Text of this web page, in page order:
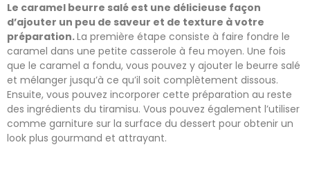
Le caramel beurre salé est une délicieuse façon
d’ajouter un peu de saveur et de texture à votre
préparation.La première étape consiste à faire fondre le
caramel dans une petite casserole à feu moyen. Une fois
que le caramel a fondu, vous pouvez y ajouter le beurre salé
et mélanger jusqu’à ce qu’il soit complètement dissous.
Ensuite, vous pouvez incorporer cette préparation au reste
des ingrédients du tiramisu. Vous pouvez également l’utiliser
comme garniture sur la surface du dessert pour obtenir un
look plus gourmand et attrayant.